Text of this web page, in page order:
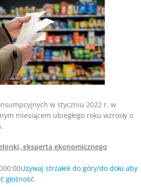
w styczniu 2022 r. w
miesiącem ubiegłego roku wzrosły o
eksperta ekonomicznego
Używaj strzałek do góry/do dołu aby
głośność.